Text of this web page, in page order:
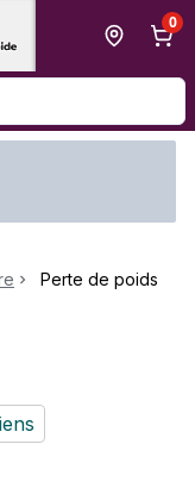
0
Perte de poids